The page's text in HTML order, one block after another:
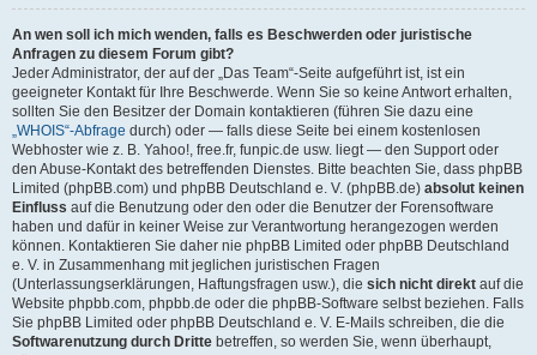
An wen soll ich mich wenden, falls es Beschwerden oder juristische
Anfragen zu diesem Forum gibt?
Jeder Administrator, der auf der „Das Team“-Seite aufgeführt ist, ist ein
geeigneter Kontakt für Ihre Beschwerde. Wenn Sie so keine Antwort erhalten,
sollten Sie den Besitzer der Domain kontaktieren (führen Sie dazu eine
„WHOIS“-Abfrage durch) oder — falls diese Seite bei einem kostenlosen
Webhoster wie z. B. Yahoo!, free.fr, funpic.de usw. liegt — den Support oder
den Abuse-Kontakt des betreffenden Dienstes. Bitte beachten Sie, dass phpBB
Limited (phpBB.com) und phpBB Deutschland e. V. (phpBB.de) absolut keinen
Einfluss auf die Benutzung oder den oder die Benutzer der Forensoftware
haben und dafür in keiner Weise zur Verantwortung herangezogen werden
können. Kontaktieren Sie daher nie phpBB Limited oder phpBB Deutschland
e. V. in Zusammenhang mit jeglichen juristischen Fragen
(Unterlassungserklärungen, Haftungsfragen usw.), die sich nicht direkt auf die
Website phpbb.com, phpbb.de oder die phpBB-Software selbst beziehen. Falls
Sie phpBB Limited oder phpBB Deutschland e. V. E-Mails schreiben, die die
Softwarenutzung durch Dritte betreffen, so werden Sie, wenn überhaupt,